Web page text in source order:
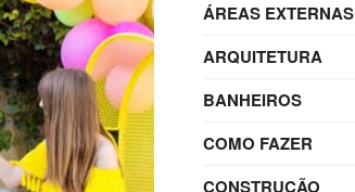
ÁREAS EXTERNAS
ARQUITETURA
BANHEIROS
COMO FAZER
CONSTRUÇÃO